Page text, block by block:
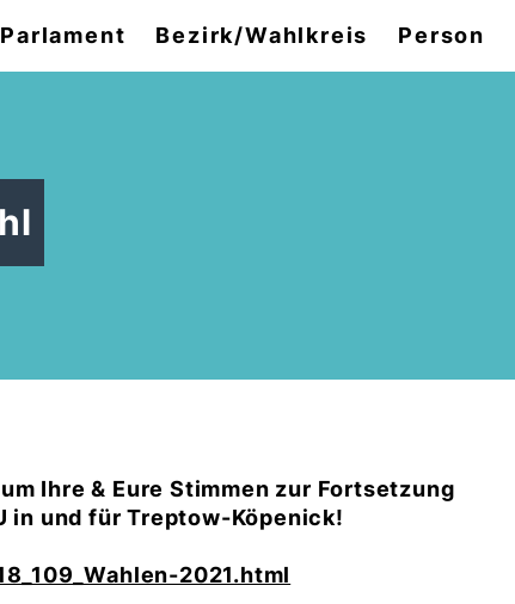
Parlament Bezirk/Wahlkreis Person
Ihre & Eure Stimmen zur Fortsetzung
in und für Treptow-Köpenick!
2021.html